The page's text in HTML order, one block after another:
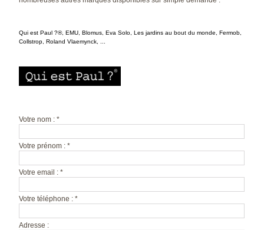
Qui est Paul ?®, EMU, Blomus, Eva Solo, Les jardins au bout du monde, Fermob,
Collstrop, Roland Vlaemynck, ...
Votre nom : *
Votre prénom : *
Votre email : *
Votre téléphone : *
Adresse :